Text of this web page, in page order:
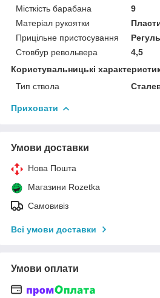
Місткість барабана
9
Матеріал рукоятки
Прицільне пристосування
Стовбур револьвера
4,5
Користувальницькі
Тип ствола
Приховати
Умови доставки
Нова Пошта
Магазини Rozetka
Самовивіз
Всі умови доставки
Умови оплати